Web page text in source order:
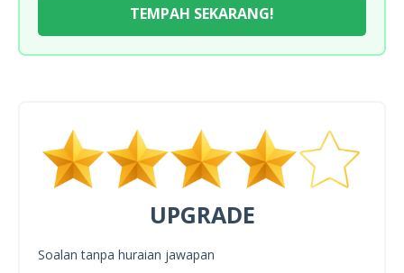
TEMPAH SEKARANG!
UPGRADE
Soalan tanpa huraian jawapan